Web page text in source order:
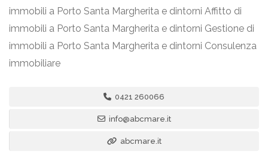
immobili a Porto Santa Margherita e dintorni Affitto di
immobili a Porto Santa Margherita e dintorni Gestione di
immobili a Porto Santa Margherita e dintorni Consulenza
immobiliare
0421 260066
info@abcmare.it
abcmare.it